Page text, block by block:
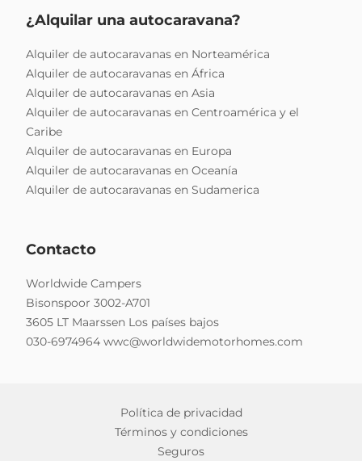
¿Alquilar una autocaravana?
Alquiler de autocaravanas en Norteamérica
Alquiler de autocaravanas en África
Alquiler de autocaravanas en Asia
Alquiler de autocaravanas en Centroamérica y el
Caribe
Alquiler de autocaravanas en Europa
Alquiler de autocaravanas en Oceanía
Alquiler de autocaravanas en Sudamerica
Contacto
Worldwide Campers
Bisonspoor 3002-A701
3605 LT Maarssen Los países bajos
030-6974964 wwc@worldwidemotorhomes.com
Política de privacidad
Términos y condiciones
Seguros